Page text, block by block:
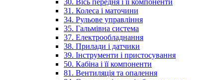
30. Вісь передня і її компоненти
31. Колеса і маточини
34. Рульове управління
35. Гальмівна система
37. Електрообладнання
38. Прилади і датчики
39. Інструменти і пристосування
50. Кабіна і її компоненти
81. Вентиляція та опалення